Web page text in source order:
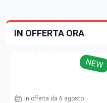
IN OFFERTA ORA
NEW
In offerta da 6 agosto